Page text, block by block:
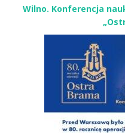
Wilno. Konferencja